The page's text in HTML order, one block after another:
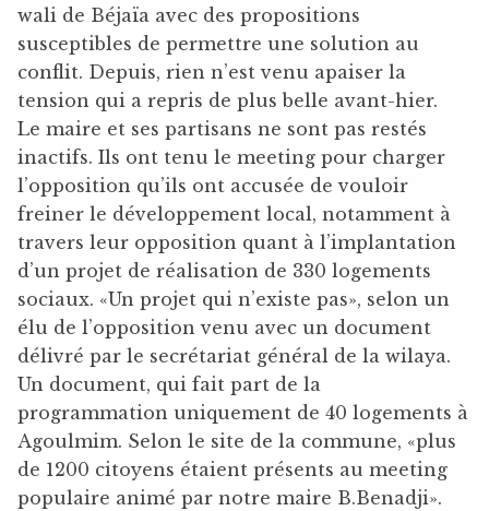
wali de Béjaïa avec des propositions
susceptibles de permettre une solution au
conflit. Depuis, rien n’est venu apaiser la
tension qui a repris de plus belle avant-hier.
Le maire et ses partisans ne sont pas restés
inactifs. Ils ont tenu le meeting pour charger
l’opposition qu’ils ont accusée de vouloir
freiner le développement local, notamment à
travers leur opposition quant à l’implantation
d’un projet de réalisation de 330 logements
sociaux. «Un projet qui n’existe pas», selon un
élu de l’opposition venu avec un document
délivré par le secrétariat général de la wilaya.
Un document, qui fait part de la
programmation uniquement de 40 logements à
Agoulmim. Selon le site de la commune, «plus
de 1200 citoyens étaient présents au meeting
populaire animé par notre maire B.Benadji».